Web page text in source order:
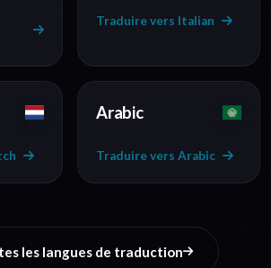
Traduire vers Italian
Arabic
Traduire vers Arabic
les langues de traduction